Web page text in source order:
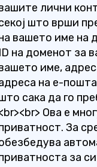
лични
што врши
вашето име на
ID на доменот за
име,
на е-
сака да го
Ова е
За
за